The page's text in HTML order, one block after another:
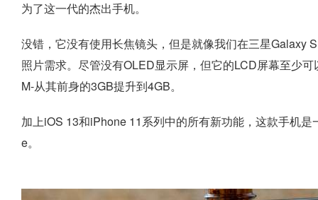
为了这一代的杰出手机。
没错，它没有使用长焦镜头，但是就像我们在三星Galaxy
照片需求。尽管没有OLED显示屏，但它的LCD屏幕至少
M-从其前身的3GB提升到4GB。
加上iOS 13和iPhone 11系列中的所有新功能，这款手机
e。